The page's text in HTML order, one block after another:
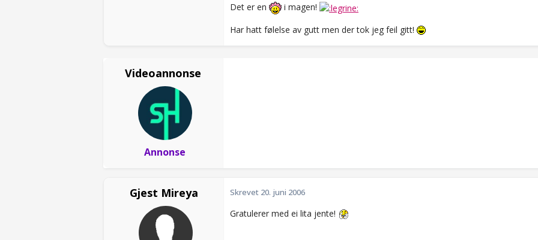
Det er en
i magen!
Har hatt følelse av gutt men der tok jeg feil gitt!
Videoannonse
Annonse
Gjest Mireya Skrevet 20. juni 2006
Gratulerer med ei lita jente!